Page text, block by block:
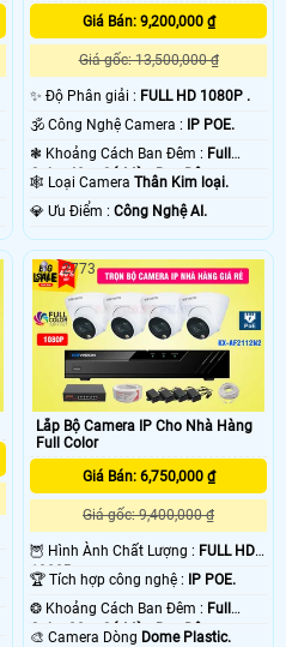
Giá Bán: 9,200,000 ₫
Giá gốc: 13,500,000 ₫
✨ Độ Phân giải : FULL HD 1080P .
🕉️ Công Nghệ Camera :
IP POE.
❃ Khoảng Cách Ban Đêm : Full
Color 40m Có Màu Ban Ðêm.
🕸️ Loại CameraThân Kim loại.
️💎 Ưu Điểm :Công Nghệ AI.
Lắp Bộ Camera IP Cho Nhà Hàng
Full Color
Giá Bán: 6,750,000 ₫
Giá gốc: 9,400,000 ₫
🦉 Hình Ành Chất Lượng : FULL HD
1080P .
🏆 Tích hợp công nghệ : IP POE.
❂ Khoảng Cách Ban Đêm : Full
Color 20m Có Màu Ban Ðêm.
🎨 Camera Dòng Dome Plastic.
2773